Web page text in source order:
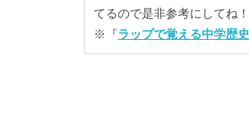
てるので是非参考にしてね！
※『ラップで覚える中学歴史